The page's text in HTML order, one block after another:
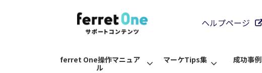
ヘルプページ
ferret One操作マニュア
ル
マーケTips集 成功事例